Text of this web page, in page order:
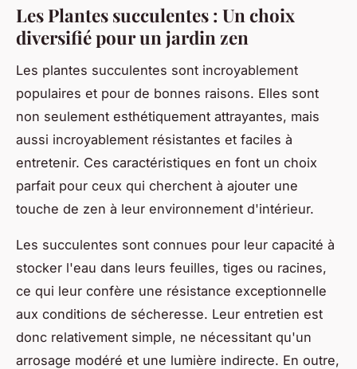
Les Plantes succulentes : Un choix
diversifié pour un jardin zen
Les plantes succulentes sont incroyablement
populaires et pour de bonnes raisons. Elles sont
non seulement esthétiquement attrayantes, mais
aussi incroyablement résistantes et faciles à
entretenir. Ces caractéristiques en font un choix
parfait pour ceux qui cherchent à ajouter une
touche de zen à leur environnement d'intérieur.
Les succulentes sont connues pour leur capacité à
stocker l'eau dans leurs feuilles, tiges ou racines,
ce qui leur confère une résistance exceptionnelle
aux conditions de sécheresse. Leur entretien est
donc relativement simple, ne nécessitant qu'un
arrosage modéré et une lumière indirecte. En outre,